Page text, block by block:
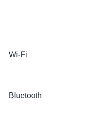
Wi-Fi
Bluetooth